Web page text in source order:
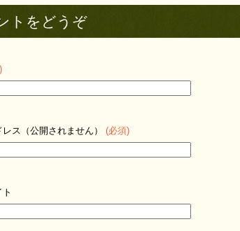
トをどうぞ
レス（公開されません） (必須)